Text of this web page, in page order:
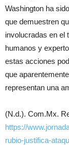
Washington ha
que demuestren
involucradas en el
humanos y
estas acciones
que
representan una
(N.d.). Com.Mx.
https://
rubio-justifica-